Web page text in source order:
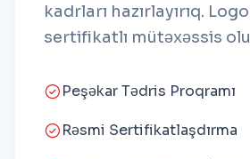
kadrları hazırlayırıq.
sertifikatlı mütəxəssis
Peşəkar Tədris Proqramı
Rəsmi Sertifikatlaşdırma